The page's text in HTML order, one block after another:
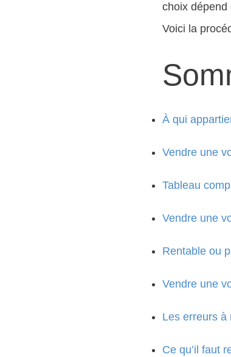
choix dépend
Voici la
À qui
Vendre une
Tableau
Vendre une
Rentable ou
Vendre une
Les erreurs à
Ce qu’il faut